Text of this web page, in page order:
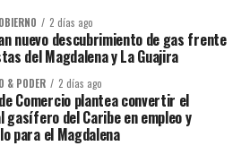
2 días ago
nuevo descubrimiento de gas frente
del Magdalena y La Guajira
& PODER 2 días ago
Comercio plantea convertir el
gasífero del Caribe en empleo y
para el Magdalena